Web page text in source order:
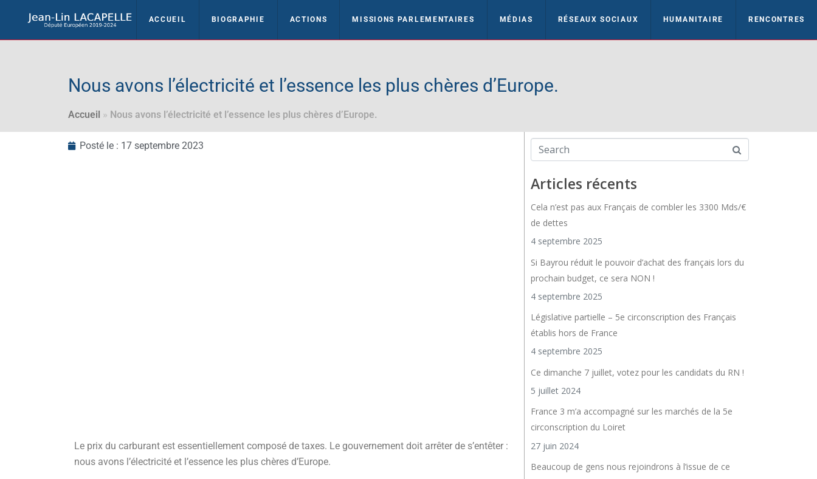
ACCUEIL BIOGRAPHIE ACTIONS MISSIONS PARLEMENTAIRES MÉDIAS RÉSEAUX SOCIAUX HUMANITAIRE RENCONTRES
Nous avons l’électricité et l’essence les plus chères d’Europe.
Accueil » Nous avons l’électricité et l’essence les plus chères d’Europe.
Posté le : 17 septembre 2023
Le prix du carburant est essentiellement composé de taxes. Le gouvernement doit arrêter de s’entêter :
nous avons l’électricité et l’essence les plus chères d’Europe.
Articles récents
Cela n’est pas aux Français de combler les 3300 Mds/€
de dettes
4 septembre 2025
Si Bayrou réduit le pouvoir d’achat des français lors du
prochain budget, ce sera NON !
4 septembre 2025
Législative partielle – 5e circonscription des Français
établis hors de France
4 septembre 2025
Ce dimanche 7 juillet, votez pour les candidats du RN !
5 juillet 2024
France 3 m’a accompagné sur les marchés de la 5e
circonscription du Loiret
27 juin 2024
Beaucoup de gens nous rejoindrons à l’issue de ce